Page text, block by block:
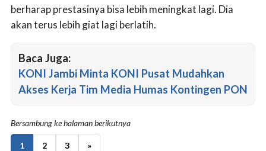
berharap prestasinya bisa lebih meningkat lagi. Dia
akan terus lebih giat lagi berlatih.
Baca Juga:
KONI Jambi Minta KONI Pusat Mudahkan
Akses Kerja Tim Media Humas Kontingen PON
Bersambung ke halaman berikutnya
1 2 3 »